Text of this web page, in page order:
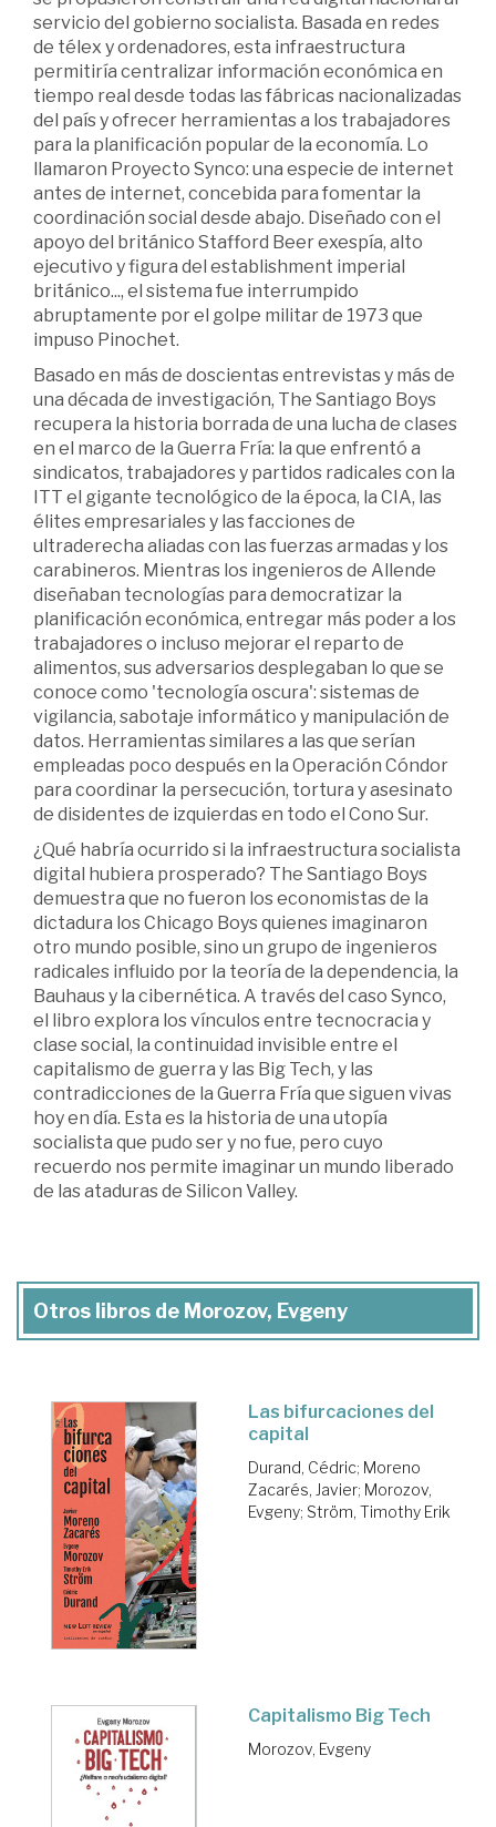
servicio del gobierno socialista. Basada en redes
de télex y ordenadores, esta infraestructura
permitiría centralizar información económica en
tiempo real desde todas las fábricas nacionalizadas
del país y ofrecer herramientas a los trabajadores
para la planificación popular de la economía. Lo
llamaron Proyecto Synco: una especie de internet
antes de internet, concebida para fomentar la
coordinación social desde abajo. Diseñado con el
apoyo del británico Stafford Beer exespía, alto
ejecutivo y figura del establishment imperial
británico..., el sistema fue interrumpido
abruptamente por el golpe militar de 1973 que
impuso Pinochet.
Basado en más de doscientas entrevistas y más de
una década de investigación, The Santiago Boys
recupera la historia borrada de una lucha de clases
en el marco de la Guerra Fría: la que enfrentó a
sindicatos, trabajadores y partidos radicales con la
ITT el gigante tecnológico de la época, la CIA, las
élites empresariales y las facciones de
ultraderecha aliadas con las fuerzas armadas y los
carabineros. Mientras los ingenieros de Allende
diseñaban tecnologías para democratizar la
planificación económica, entregar más poder a los
trabajadores o incluso mejorar el reparto de
alimentos, sus adversarios desplegaban lo que se
conoce como 'tecnología oscura': sistemas de
vigilancia, sabotaje informático y manipulación de
datos. Herramientas similares a las que serían
empleadas poco después en la Operación Cóndor
para coordinar la persecución, tortura y asesinato
de disidentes de izquierdas en todo el Cono Sur.
¿Qué habría ocurrido si la infraestructura socialista
digital hubiera prosperado? The Santiago Boys
demuestra que no fueron los economistas de la
dictadura los Chicago Boys quienes imaginaron
otro mundo posible, sino un grupo de ingenieros
radicales influido por la teoría de la dependencia, la
Bauhaus y la cibernética. A través del caso Synco,
el libro explora los vínculos entre tecnocracia y
clase social, la continuidad invisible entre el
capitalismo de guerra y las Big Tech, y las
contradicciones de la Guerra Fría que siguen vivas
hoy en día. Esta es la historia de una utopía
socialista que pudo ser y no fue, pero cuyo
recuerdo nos permite imaginar un mundo liberado
de las ataduras de Silicon Valley.
Otros libros de Morozov, Evgeny
Las bifurcaciones del
capital
Durand, Cédric; Moreno
Zacarés, Javier; Morozov,
Evgeny; Ström, Timothy Erik
Capitalismo Big Tech
Morozov, Evgeny